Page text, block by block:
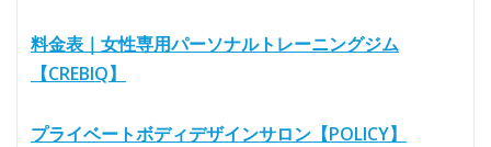
料金表｜女性専用パーソナルトレーニングジム
【CREBIQ】
プライベートボディデザインサロン【POLICY】